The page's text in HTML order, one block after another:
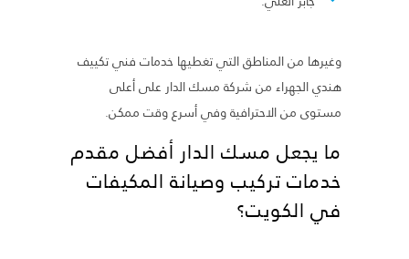
وغيرها من المناطق التي تغطيها خدمات فني تكييف
هندي الجهراء من شركة مسك الدار على أعلى
مستوى من الاحترافية وفي أسرع وقت ممكن.
ما يجعل مسك الدار أفضل مقدم
خدمات تركيب وصيانة المكيفات
في الكويت؟